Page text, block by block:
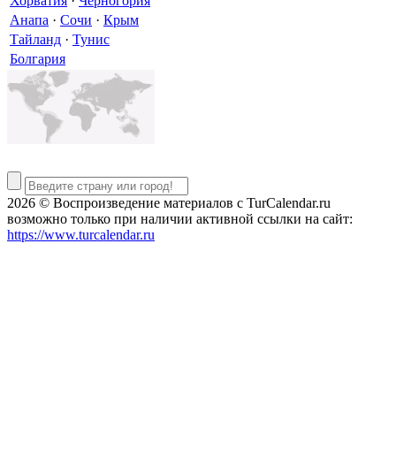
Анапа · Сочи · Крым
Тайланд · Тунис
Болгария
2026 © Воспроизведение материалов c TurCalendar.ru
возможно только при наличии активной ссылки на сайт:
https://www.turcalendar.ru